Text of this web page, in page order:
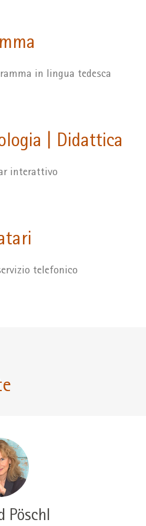
in lingua tedesca
| Didattica
interattivo
telefonico
Pöschl